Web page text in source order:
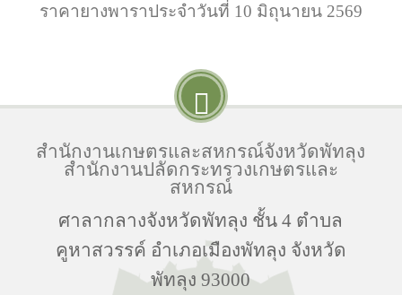
ราคายางพาราประจำวันที่ 10 มิถุนายน 2569
สำนักงานเกษตรและสหกรณ์จังหวัดพัทลุง
สำนักงานปลัดกระทรวงเกษตรและ
สหกรณ์
ศาลากลางจังหวัดพัทลุง ชั้น 4 ตำบล
คูหาสวรรค์ อำเภอเมืองพัทลุง จังหวัด
พัทลุง 93000